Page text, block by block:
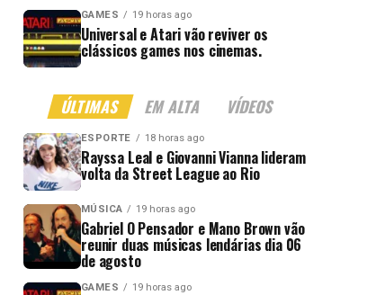
GAMES 19 horas ago
Universal e Atari vão reviver os
clássicos games nos cinemas.
ÚLTIMAS EM ALTA VÍDEOS
ESPORTE 18 horas ago
Rayssa Leal e Giovanni Vianna lideram
volta da Street League ao Rio
MÚSICA 19 horas ago
Gabriel O Pensador e Mano Brown vão
reunir duas músicas lendárias dia 06
de agosto
GAMES 19 horas ago